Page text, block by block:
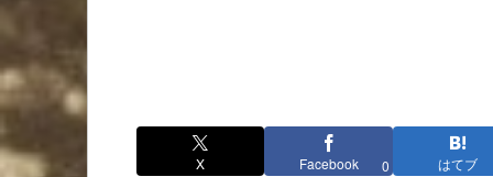
X Facebook 0 はてブ